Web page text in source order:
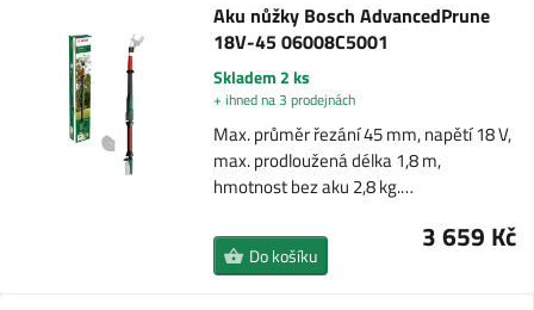
Aku nůžky Bosch AdvancedPrune
18V-45 06008C5001
Skladem 2 ks
+ ihned na 3 prodejnách
Max. průměr řezání 45 mm, napětí 18 V,
max. prodloužená délka 1,8 m,
hmotnost bez aku 2,8 kg.…
3 659 Kč
Do košíku